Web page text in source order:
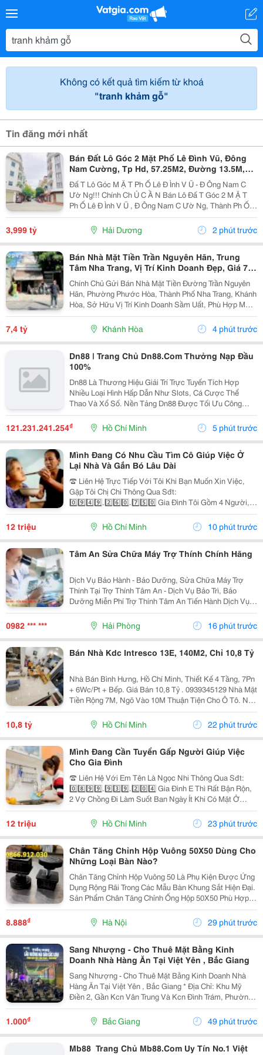
Không có kết quả tìm kiếm từ khoá
"tranh khảm gỗ"
Tin đăng mới nhất
Bán Đất Lô Góc 2 Mặt Phố Lê Đình Vũ, Đông
Nam Cường, Tp Hd, 57.25M2, Đường 13.5M,
3.X Tỷ
Đấ T Lô Góc M Ặ T Ph Ố Lê Đ Ình V Ũ - Đ Ông Nam C
Ườ Ng!!! Chính Ch Ủ C Ầ N Bán Lô Đấ T Góc 2 M Ặ T
Ph Ố Lê Đ Ình V Ũ , Đ Ông Nam C Ườ Ng, Thành Ph Ố H
Ả I D Ươ Ng - Di Ệ N Tích 57.25M2, H Ướ Ng Tây, Tây B
3,999 tỷ Hải Dương 2 phút trước
Bán Nhà Mặt Tiền Trần Nguyên Hãn, Trung
Tâm Nha Trang, Vị Trí Kinh Doanh Đẹp, Giá 7,4
Tỷ
Chính Chủ Gửi Bán Nhà Mặt Tiền Đường Trần Nguyên
Hãn, Phường Phước Hòa, Thành Phố Nha Trang, Khánh
Hòa, Sở Hữu Vị Trí Kinh Doanh Sầm Uất, Phù Hợp Mở
Cửa Hàng, Văn Phòng, Showroom Hoặc Đầu Tư Cho
Thuê Lâu Dài. Thông Tin Chi Tiết. - Địa Chỉ: Số...
7,4 tỷ Khánh Hòa 4 phút trước
Dn88 | Trang Chủ Dn88.Com Thưởng Nạp Đầu
100%
Dn88 Là Thương Hiệu Giải Trí Trực Tuyến Tích Hợp
Nhiều Loại Hình Hấp Dẫn Như Slots, Cá Cược Thể
Thao Và Xổ Số. Nền Tảng Dn88 Được Tối Ưu Công
Nghệ, Bảo Mật Cao, Nạp Rút Nhanh Và Hỗ Trợ Tốt Trên
Pc Lẫn Điện Thoại Di Động. Website:
Https://Dn88C.com/...
121.231.241.254₫ Hồ Chí Minh 5 phút trước
Mình Đang Có Nhu Cầu Tìm Cô Giúp Việc Ở
Lại Nhà Và Gắn Bó Lâu Dài
☎️ Liên Hệ Trực Tiếp Với Tôi Khi Bạn Muốn Xin Việc,
Gặp Tôi Chị Chi Thông Qua Sđt:
0️⃣9️⃣4️⃣9️⃣.2️⃣6️⃣0️⃣.7️⃣5️⃣0️⃣ Gia Đình Tôi Gồm 4 Người, 2
Vợ Chồng 2 Con Nhỏ, Bé Lớn 9 Tuổi Đã Đi Học Có Ba
Mẹ Đưa Rước, Bé Nhỏ 1 Tuổi. Nhà Thì Chỉ Có 1 Lầu.
12 triệu Hồ Chí Minh 10 phút trước
Tâm An Sửa Chữa Máy Trợ Thính Chính Hãng
Dịch Vụ Bảo Hành - Bảo Dưỡng, Sửa Chữa Máy Trợ
Thính Tại Trợ Thính Tâm An - Dịch Vụ Bảo Trì, Bảo
Dưỡng Miễn Phí Trợ Thính Tâm An Tiến Hành Dịch Vụ
Bảo Dưỡng, Vệ Sinh Sấy Khô Máy Trợ Thính Định Kì 3
Tháng/1 Lần Đối Với Tất Cả Các Thiêt Bị Trợ...
0982 *** *** Hải Phòng 16 phút trước
Bán Nhà Kdc Intresco 13E, 140M2, Chỉ 10,8 Tỷ
Nhà Bán Bình Hưng, Hồ Chí Minh, Thiết Kế 4 Tầng, 7Pn
+ 6Wc/Pt + Bếp. Giá Bán 10,8 Tỷ . 0939345129 Nhà Mặt
Tiền Rộng 7M, Ngõ Vào 10M Thuận Tiện Cho Ô Tô. Nội
Thất Bao Gồm Điều Hòa, Tủ Lạnh, Giường, Mang Đến
Không Gian Sống Thoải Mái Và Tiện Nghi....
10,8 tỷ Hồ Chí Minh 22 phút trước
Mình Đang Cần Tuyển Gấp Người Giúp Việc
Cho Gia Đình
☎️ Liên Hệ Với Em Tên Là Ngọc Nhi Thông Qua Sđt:
0️⃣8️⃣9️⃣9️⃣.9️⃣3️⃣9️⃣.2️⃣0️⃣4️⃣ Gia Đình E Thì Rất Bận Rộn,
2 Vợ Chồng Đi Làm Suốt Ban Ngày Ít Khi Có Mặt Ở
Nhà. Nhưng Nhà Lại Có 1 Bà Cụ Đau Yếu Và 1 Bé Nhỏ
Năm Nay Đã Gần 2 Tuổi Vì Vậy Để Có Thể An...
12 triệu Hồ Chí Minh 23 phút trước
Chân Tăng Chỉnh Hộp Vuông 50X50 Dùng Cho
Những Loại Bàn Nào?
Chân Tăng Chỉnh Hộp Vuông 50 Là Phụ Kiện Được Ứng
Dụng Rộng Rãi Trong Các Mẫu Bàn Khung Sắt Hiện Đại.
Sản Phẩm Chân Tăng Chỉnh Ống Hộp 50X50 Phù Hợp
Với Bàn Làm Việc, Bàn Ăn, Bàn Quán Cà Phê, Bàn
Thao Tác Công Nghiệp Và Nhiều Loại Kệ, Tủ. Với Chân
8.888₫ Hà Nội 29 phút trước
Sang Nhượng - Cho Thuê Mặt Bằng Kinh
Doanh Nhà Hàng Ăn Tại Việt Yên , Bắc Giang
Sang Nhượng - Cho Thuê Mặt Bằng Kinh Doanh Nhà
Hàng Ăn Tại Việt Yên , Bắc Giang * Địa Chỉ: Khu Mỹ
Điền 2, Gần Kcn Vân Trung Và Kcn Đình Trám, Phường
Nếnh, Tỉnh Bắc Ninh (Khu Việt Yên, Bắc Giang Cũ). *
Diện Tích : 75M2 - Mặt Tiền 4M - Mặt Bằng...
1.000₫ Bắc Giang 49 phút trước
Mb88 ️ Trang Chủ Mb88.Com Uy Tín No.1 Việt